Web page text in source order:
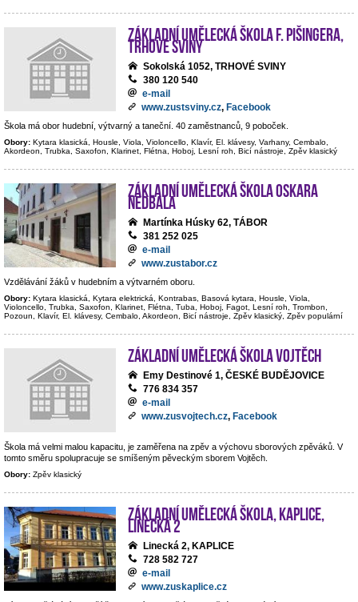
Základní umělecká škola F. Pišingera,
Trhové Sviny
Sokolská 1052, TRHOVÉ SVINY
380 120 540
e-mail
www.zustsviny.cz, Facebook
Škola má obor hudební, výtvarný a taneční. 40 zaměstnanců, 9 poboček.
Obory: Kytara klasická, Housle, Viola, Violoncello, Klavír, El. klávesy, Varhany, Cembalo,
Akordeon, Trubka, Saxofon, Klarinet, Flétna, Hoboj, Lesní roh, Bicí nástroje, Zpěv klasický
Základní umělecká škola Oskara
Nedbala
Martínka Húsky 62, TÁBOR
381 252 025
e-mail
www.zustabor.cz
Vzdělávání žáků v hudebním a výtvarném oboru.
Obory: Kytara klasická, Kytara elektrická, Kontrabas, Basová kytara, Housle, Viola,
Violoncello, Trubka, Saxofon, Klarinet, Flétna, Tuba, Hoboj, Fagot, Lesní roh, Trombon,
Pozoun, Klavír, El. klávesy, Cembalo, Akordeon, Bicí nástroje, Zpěv klasický, Zpěv populární
Základní umělecká škola Vojtěch
Emy Destinové 1, ČESKÉ BUDĚJOVICE
776 834 357
e-mail
www.zusvojtech.cz, Facebook
Škola má velmi malou kapacitu, je zaměřena na zpěv a výchovu sborových zpěváků. V
tomto směru spolupracuje se smíšeným pěveckým sborem Vojtěch.
Obory: Zpěv klasický
Základní umělecká škola, Kaplice,
Linecká 2
Linecká 2, KAPLICE
728 582 727
e-mail
www.zuskaplice.cz